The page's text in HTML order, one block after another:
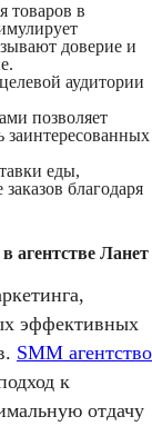
товаров в
доверие и
аудитории
позволяет
заинтересованных
еды,
благодаря
агентстве Ланет
эффективных
SMM агентство
к
отдачу